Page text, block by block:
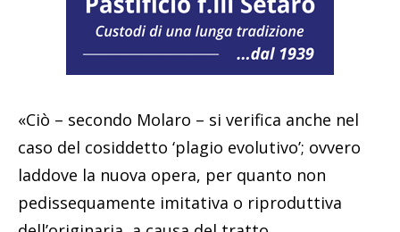
«Ciò – secondo Molaro – si verifica anche nel
caso del cosiddetto ‘plagio evolutivo’; ovvero
laddove la nuova opera, per quanto non
pedissequamente imitativa o riproduttiva